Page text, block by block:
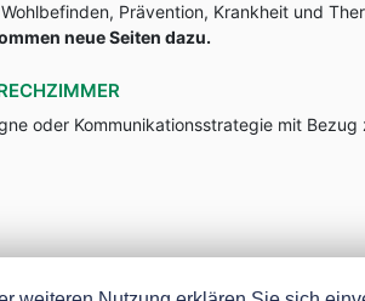
Prävention, Krankheit und
neue Seiten dazu.
oder Kommunikationsstrategie mit